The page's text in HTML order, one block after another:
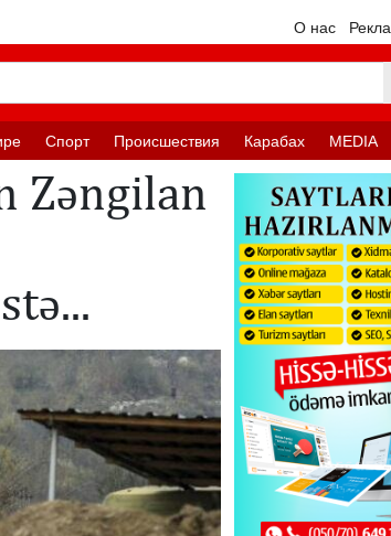
О нас
Спорт Происшествия Карабах MEDIA
Zəngilan